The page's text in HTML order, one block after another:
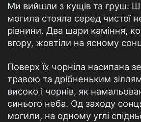
Ми вийшли з кущів та груш:
могила стояла серед чистої
рівнини. Два шари каміння,
вгору, жовтіли на ясному
Поверх їх чорніла насипана
травою та дрібненьким
високо і чорнів, як
синього неба. Од заходу
могили, на одному углі